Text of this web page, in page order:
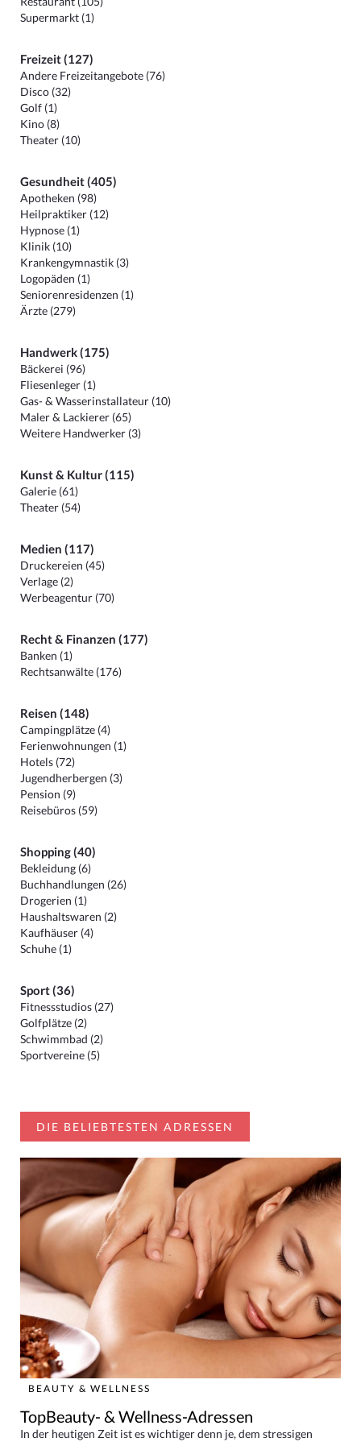
Supermarkt (1)
Freizeit (127)
Andere Freizeitangebote (76)
Disco (32)
Golf (1)
Kino (8)
Theater (10)
Gesundheit (405)
Apotheken (98)
Heilpraktiker (12)
Hypnose (1)
Klinik (10)
Krankengymnastik (3)
Logopäden (1)
Seniorenresidenzen (1)
Ärzte (279)
Handwerk (175)
Bäckerei (96)
Fliesenleger (1)
Gas- & Wasserinstallateur (10)
Maler & Lackierer (65)
Weitere Handwerker (3)
Kunst & Kultur (115)
Galerie (61)
Theater (54)
Medien (117)
Druckereien (45)
Verlage (2)
Werbeagentur (70)
Recht & Finanzen (177)
Banken (1)
Rechtsanwälte (176)
Reisen (148)
Campingplätze (4)
Ferienwohnungen (1)
Hotels (72)
Jugendherbergen (3)
Pension (9)
Reisebüros (59)
Shopping (40)
Bekleidung (6)
Buchhandlungen (26)
Drogerien (1)
Haushaltswaren (2)
Kaufhäuser (4)
Schuhe (1)
Sport (36)
Fitnessstudios (27)
Golfplätze (2)
Schwimmbad (2)
Sportvereine (5)
DIE BELIEBTESTEN ADRESSEN
BEAUTY & WELLNESS
TopBeauty- & Wellness-Adressen
In der heutigen Zeit ist es wichtiger denn je, dem stressigen